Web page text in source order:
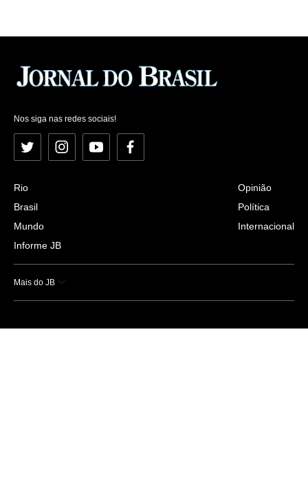
Nos siga nas redes sociais!
Twitter InstagramYouTubeFacebook
Rio
Brasil
Mundo
Informe JB
Opinião
Política
Internacional
Mais do JB
Esportes